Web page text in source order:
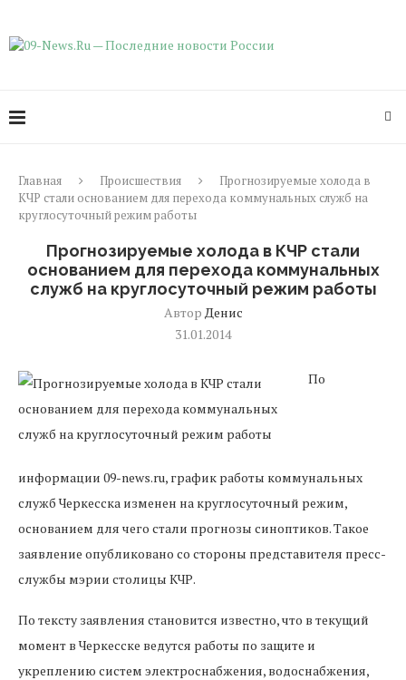
Главная Происшествия
Прогнозируемые холода в
КЧР стали основанием для перехода коммунальных служб на
круглосуточный режим работы
Прогнозируемые холода в КЧР стали
основанием для перехода коммунальных
служб на круглосуточный режим работы
Автор Денис
31.01.2014
По
информации 09-news.ru, график работы коммунальных
служб Черкесска изменен на круглосуточный режим,
основанием для чего стали прогнозы синоптиков. Такое
заявление опубликовано со стороны представителя пресс-
службы мэрии столицы КЧР.
По тексту заявления становится известно, что в текущий
момент в Черкесске ведутся работы по защите и
укреплению систем электроснабжения, водоснабжения,